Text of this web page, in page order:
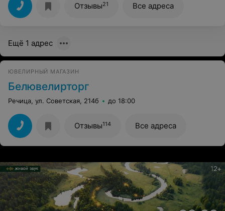
изделия,просто бомба,как и по качеству,так и по
ценнам.Но,хочу сказать,что именно в этой Славии
,очень хорошие работники,больше нигде таких не
Отзывы21 Все адреса
Ещё 1 адрес
ЮВЕЛИРНЫЙ МАГАЗИН
Белювелирторг
Речица, ул. Советская, 214б до 18:00
Отзывы114 Все адреса